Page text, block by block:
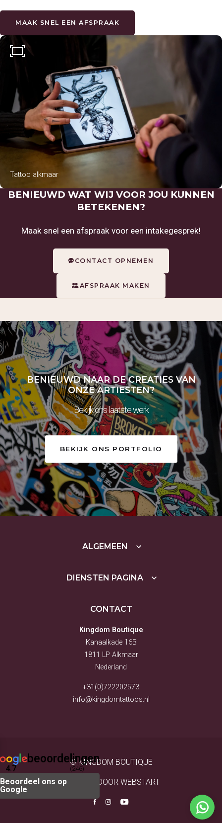
MAAK SNEL EEN AFSPRAAK
Tattoo alkmaar
BENIEUWD WAT WIJ VOOR JOU KUNNEN
BETEKENEN?
Maak snel een afspraak voor een intakegesprek!
CONTACT OPNEMEN
AFSPRAAK MAKEN
BENIEUWD NAAR DE CREATIES VAN
ONZE ARTIESTEN?
Bekijk ons laatste werk
BEKIJK ONS PORTFOLIO
ALGEMEEN
DIENSTEN PAGINA
CONTACT
Kingdom Boutique
Kanaalkade 16B
1811 LP Alkmaar
Nederland
+31(0)722202573
info@kingdomtattoos.nl
© KINGDOM BOUTIQUE
WEBSITE DOOR WEBSTART
beoordelingen
4.7 (246)
Beoordeel ons op
Google